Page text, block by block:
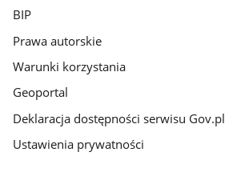
BIP
Prawa autorskie
Warunki korzystania
Geoportal
Deklaracja dostępności serwisu Gov.pl
Ustawienia prywatności